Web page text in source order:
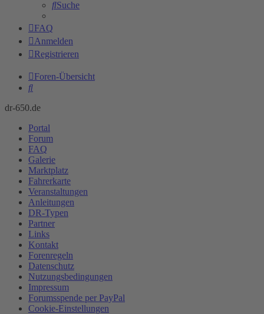
Suche
FAQ
Anmelden
Registrieren
Foren-Übersicht
Suche
dr-650.de
Portal
Forum
FAQ
Galerie
Marktplatz
Fahrerkarte
Veranstaltungen
Anleitungen
DR-Typen
Partner
Links
Kontakt
Forenregeln
Datenschutz
Nutzungsbedingungen
Impressum
Forumsspende per PayPal
Cookie-Einstellungen